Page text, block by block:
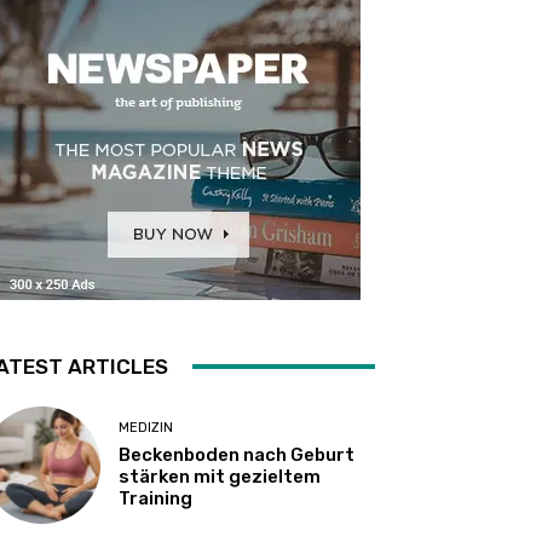
ARTICLES
MEDIZIN
Beckenboden nach Geburt
stärken mit gezieltem
Training